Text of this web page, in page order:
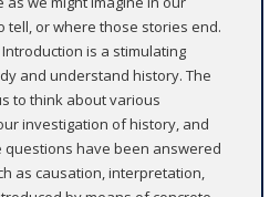
tell, or where those stories end.
is a stimulating
and understand history. The
to think about various
investigation of history, and
have been answered
as causation, interpretation,